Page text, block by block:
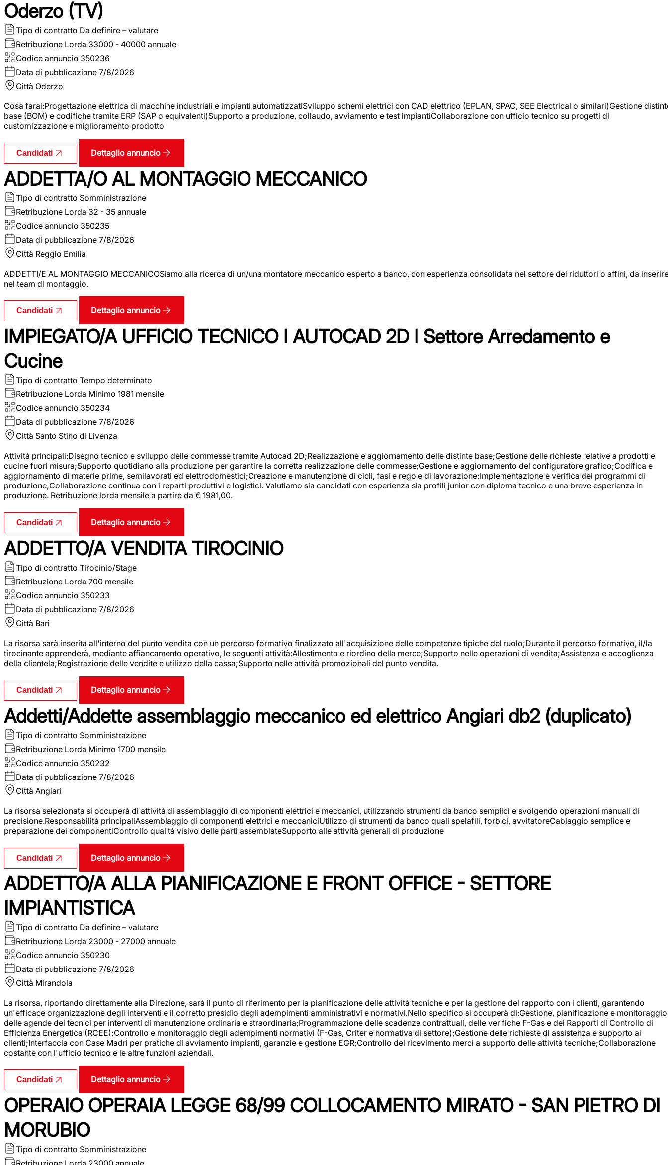
Oderzo (TV)
Tipo di contratto Da definire – valutare
Retribuzione Lorda 33000 - 40000 annuale
Codice annuncio 350236
Data di pubblicazione 7/8/2026
Città Oderzo
Cosa farai:Progettazione elettrica di macchine industriali e impianti automatizzatiSviluppo schemi elettrici con CAD elettrico (EPLAN, SPAC, SEE Electrical o similari)Gestione
base (BOM) e codifiche tramite ERP (SAP o equivalenti)Supporto a produzione, collaudo, avviamento e test impiantiCollaborazione con ufficio tecnico su progetti di
customizzazione e miglioramento prodotto
Candidati Dettaglio annuncio
ADDETTA/O AL MONTAGGIO MECCANICO
Tipo di contratto Somministrazione
Retribuzione Lorda 32 - 35 annuale
Codice annuncio 350235
Data di pubblicazione 7/8/2026
Città Reggio Emilia
ADDETTI/E AL MONTAGGIO MECCANICOSiamo alla ricerca di un/una montatore meccanico esperto a banco, con esperienza consolidata nel settore dei riduttori o affini, da inserire
nel team di montaggio.
Candidati Dettaglio annuncio
IMPIEGATO/A UFFICIO TECNICO I AUTOCAD 2D I Settore Arredamento e
Cucine
Tipo di contratto Tempo determinato
Retribuzione Lorda Minimo 1981 mensile
Codice annuncio 350234
Data di pubblicazione 7/8/2026
Città Santo Stino di Livenza
Attività principali:Disegno tecnico e sviluppo delle commesse tramite Autocad 2D;Realizzazione e aggiornamento delle distinte base;Gestione delle richieste relative a prodotti e
cucine fuori misura;Supporto quotidiano alla produzione per garantire la corretta realizzazione delle commesse;Gestione e aggiornamento del configuratore grafico;Codifica e
aggiornamento di materie prime, semilavorati ed elettrodomestici;Creazione e manutenzione di cicli, fasi e regole di lavorazione;Implementazione e verifica dei programmi di
produzione;Collaborazione continua con i reparti produttivi e logistici. Valutiamo sia candidati con esperienza sia profili junior con diploma tecnico e una breve esperienza in
produzione. Retribuzione lorda mensile a partire da € 1981,00.
Candidati Dettaglio annuncio
ADDETTO/A VENDITA TIROCINIO
Tipo di contratto Tirocinio/Stage
Retribuzione Lorda 700 mensile
Codice annuncio 350233
Data di pubblicazione 7/8/2026
Città Bari
La risorsa sarà inserita all'interno del punto vendita con un percorso formativo finalizzato all'acquisizione delle competenze tipiche del ruolo;Durante il percorso formativo, il/la
tirocinante apprenderà, mediante affiancamento operativo, le seguenti attività:Allestimento e riordino della merce;Supporto nelle operazioni di vendita;Assistenza e accoglienza
della clientela;Registrazione delle vendite e utilizzo della cassa;Supporto nelle attività promozionali del punto vendita.
Candidati Dettaglio annuncio
Addetti/Addette assemblaggio meccanico ed elettrico Angiari db2 (duplicato)
Tipo di contratto Somministrazione
Retribuzione Lorda Minimo 1700 mensile
Codice annuncio 350232
Data di pubblicazione 7/8/2026
Città Angiari
La risorsa selezionata si occuperà di attività di assemblaggio di componenti elettrici e meccanici, utilizzando strumenti da banco semplici e svolgendo operazioni manuali di
precisione.Responsabilità principaliAssemblaggio di componenti elettrici e meccaniciUtilizzo di strumenti da banco quali spelafili, forbici, avvitatoreCablaggio semplice e
preparazione dei componentiControllo qualità visivo delle parti assemblateSupporto alle attività generali di produzione
Candidati Dettaglio annuncio
ADDETTO/A ALLA PIANIFICAZIONE E FRONT OFFICE - SETTORE
IMPIANTISTICA
Tipo di contratto Da definire – valutare
Retribuzione Lorda 23000 - 27000 annuale
Codice annuncio 350230
Data di pubblicazione 7/8/2026
Città Mirandola
La risorsa, riportando direttamente alla Direzione, sarà il punto di riferimento per la pianificazione delle attività tecniche e per la gestione del rapporto con i clienti, garantendo
un'efficace organizzazione degli interventi e il corretto presidio degli adempimenti amministrativi e normativi.Nello specifico si occuperà di:Gestione, pianificazione e monitoraggio
delle agende dei tecnici per interventi di manutenzione ordinaria e straordinaria;Programmazione delle scadenze contrattuali, delle verifiche F-Gas e dei Rapporti di Controllo di
Efficienza Energetica (RCEE);Controllo e monitoraggio degli adempimenti normativi (F-Gas, Criter e normativa di settore);Gestione delle richieste di assistenza e supporto ai
clienti;Interfaccia con Case Madri per pratiche di avviamento impianti, garanzie e gestione EGR;Controllo del ricevimento merci a supporto delle attività tecniche;Collaborazione
costante con l'ufficio tecnico e le altre funzioni aziendali.
Candidati Dettaglio annuncio
OPERAIO OPERAIA LEGGE 68/99 COLLOCAMENTO MIRATO - SAN PIETRO DI
MORUBIO
Tipo di contratto Somministrazione
Retribuzione Lorda 23000 annuale